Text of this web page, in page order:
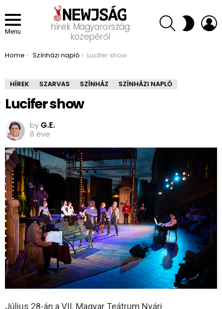
Menu
hírek Magyarország
közepéről
SEARCH SWITCH
SKIN
You are here:
Home Színházi napló Lucifer show
HÍREK SZARVAS SZÍNHÁZ SZÍNHÁZI NAPLÓ
Lucifer show
by G.E.
8 éve
Július 28-án a VII. Magyar Teátrum Nyári